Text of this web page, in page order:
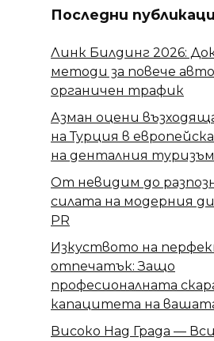
Последни
Линк Билдинг 2026:
методи за повече
органичен трафик
Азман оцени
на Турция в
на денталния туризъм
От невидим до
силата на модерния
PR
Изкуството на
отпечатък: Защо
професионалната
капацитета на
Високо Над Града —